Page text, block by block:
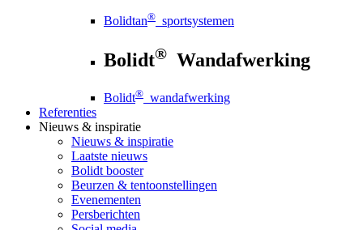
Bolidtan® sportsystemen
Bolidt® Wandafwerking
Bolidt® wandafwerking
Referenties
Nieuws & inspiratie
Nieuws & inspiratie
Laatste nieuws
Bolidt booster
Beurzen & tentoonstellingen
Evenementen
Persberichten